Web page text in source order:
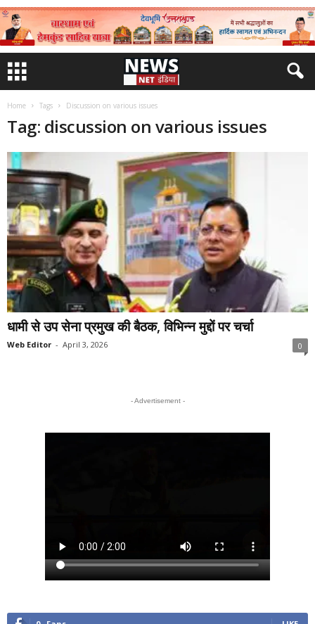
Home Tags Discussion on various issues
Tag: discussion on various issues
धामी से उप सेना प्रमुख की बैठक, विभिन्न मुद्दों पर चर्चा
Web Editor - April 3, 2026 0
- Advertisement -